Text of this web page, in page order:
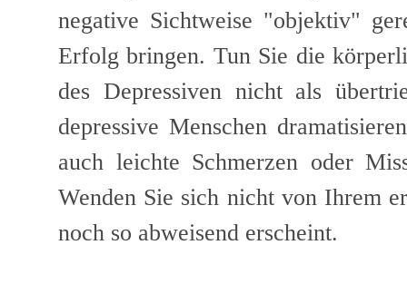
negative Sichtweise "objektiv"
Erfolg bringen. Tun Sie die
des Depressiven nicht als
depressive Menschen
auch leichte Schmerzen oder
Wenden Sie sich nicht von Ihrem
noch so abweisend erscheint.